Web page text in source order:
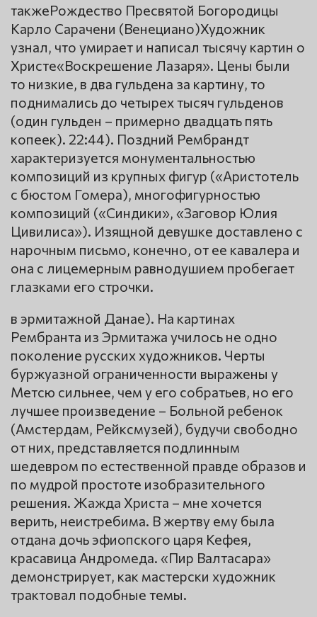
такжеРождество Пресвятой Богородицы
Карло Сарачени (Венециано)Художник
узнал, что умирает и написал тысячу картин о
Христе«Воскрешение Лазаря». Цены были
то низкие, в два гульдена за картину, то
поднимались до четырех тысяч гульденов
(один гульден – примерно двадцать пять
копеек). 22:44). Поздний Рембрандт
характеризуется монументальностью
композиций из крупных фигур («Аристотель
с бюстом Гомера), многофигурностью
композиций («Синдики», «Заговор Юлия
Цивилиса»). Изящной девушке доставлено с
нарочным письмо, конечно, от ее кавалера и
она с лицемерным равнодушием пробегает
глазками его строчки.
в эрмитажной Данае). На картинах
Рембранта из Эрмитажа училось не одно
поколение русских художников. Черты
буржуазной ограниченности выражены у
Метсю сильнее, чем у его собратьев, но его
лучшее произведение – Больной ребенок
(Амстердам, Рейксмузей), будучи свободно
от них, представляется подлинным
шедевром по естественной правде образов и
по мудрой простоте изобразительного
решения. Жажда Христа – мне хочется
верить, неистребима. В жертву ему была
отдана дочь эфиопского царя Кефея,
красавица Андромеда. «Пир Валтасара»
демонстрирует, как мастерски художник
трактовал подобные темы.